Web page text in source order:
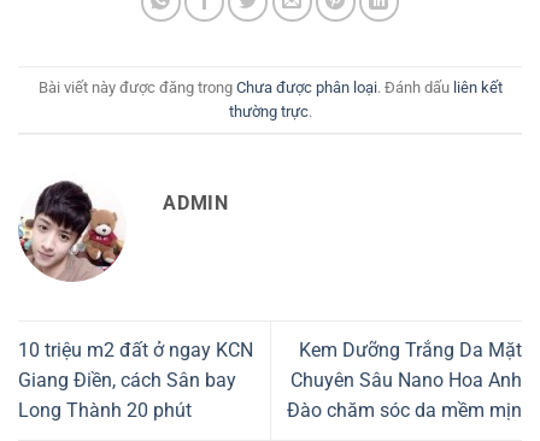
Bài viết này được đăng trong Chưa được phân loại. Đánh dấu liên kết
thường trực.
ADMIN
10 triệu m2 đất ở ngay KCN
Giang Điền, cách Sân bay
Long Thành 20 phút
Kem Dưỡng Trắng Da Mặt
Chuyên Sâu Nano Hoa Anh
Đào chăm sóc da mềm mịn